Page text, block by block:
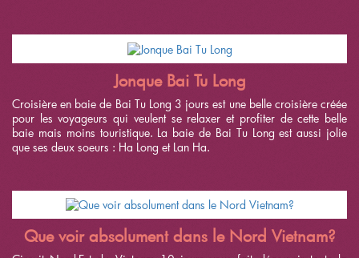
Jonque Bai Tu Long
Croisière en baie de Bai Tu Long 3 jours est une belle croisière créée
pour les voyageurs qui veulent se relaxer et profiter de cette belle
baie mais moins touristique. La baie de Bai Tu Long est aussi jolie
que ses deux soeurs : Ha Long et Lan Ha.
Que voir absolument dans le Nord Vietnam?